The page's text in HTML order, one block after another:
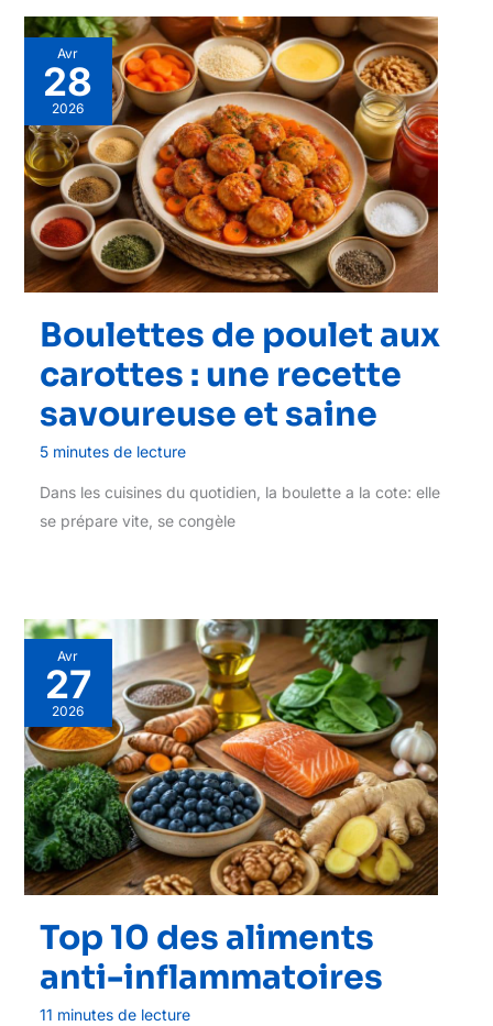
Avr
28
2026
Boulettes de poulet aux
carottes : une recette
savoureuse et saine
5 minutes de lecture
Dans les cuisines du quotidien, la boulette a la cote: elle
se prépare vite, se congèle
Avr
27
2026
Top 10 des aliments
anti-inflammatoires
11 minutes de lecture